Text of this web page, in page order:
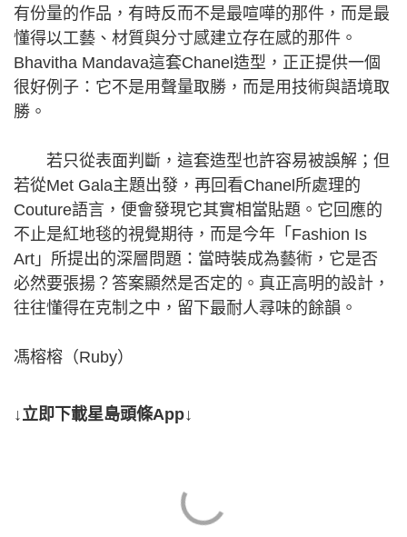
有份量的作品，有時反而不是最喧嘩的那件，而是最
懂得以工藝、材質與分寸感建立存在感的那件。
Bhavitha Mandava這套Chanel造型，正正提供一個
很好例子：它不是用聲量取勝，而是用技術與語境取
勝。
若只從表面判斷，這套造型也許容易被誤解；但
若從Met Gala主題出發，再回看Chanel所處理的
Couture語言，便會發現它其實相當貼題。它回應的
不止是紅地毯的視覺期待，而是今年「Fashion Is
Art」所提出的深層問題：當時裝成為藝術，它是否
必然要張揚？答案顯然是否定的。真正高明的設計，
往往懂得在克制之中，留下最耐人尋味的餘韻。
馮榕榕（Ruby）
↓立即下載星島頭條App↓